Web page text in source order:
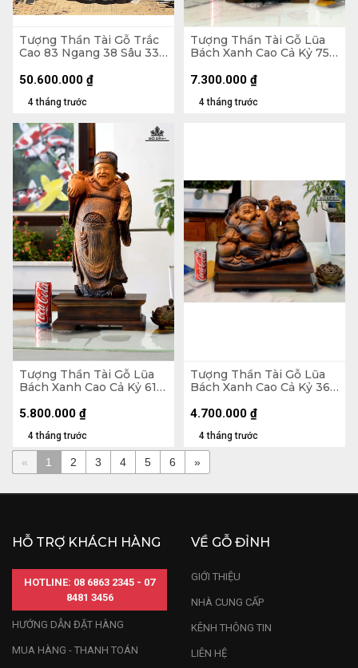
Tượng Thần Tài Gỗ Trắc
Cao 83 Ngang 38 Sâu 33
4 tháng trước
50.600.000 ₫
Tượng Thần Tài Gỗ Lũa
Bách Xanh Cao Cả Kỷ 75
Cao 10 (cm)
4 tháng trước
7.300.000 ₫
Tượng Thần Tài Gỗ Lũa
Bách Xanh Cao Cả Kỷ 61
Cao 10 (cm)
4 tháng trước
5.800.000 ₫
Tượng Thần Tài Gỗ Lũa
Bách Xanh Cao Cả Kỷ 36
Kỷ Cao 10 (cm)
4 tháng trước
4.700.000 ₫
« 1 2 3 4 5 6 »
HỖ TRỢ KHÁCH HÀNG
HOTLINE: 08 6863 2345 - 07
8481 3456
HƯỚNG DẪN ĐẶT HÀNG
MUA HÀNG - THANH TOÁN
VỀ GỖ ĐỈNH
GIỚI THIỆU
NHÀ CUNG CẤP
KÊNH THÔNG TIN
LIÊN HỆ